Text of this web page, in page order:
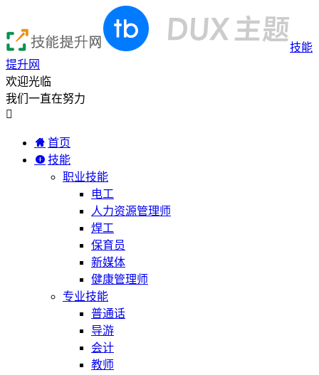
技能
提升网
欢迎光临
我们一直在努力

首页
技能
职业技能
电工
人力资源管理师
焊工
保育员
新媒体
健康管理师
专业技能
普通话
导游
会计
教师